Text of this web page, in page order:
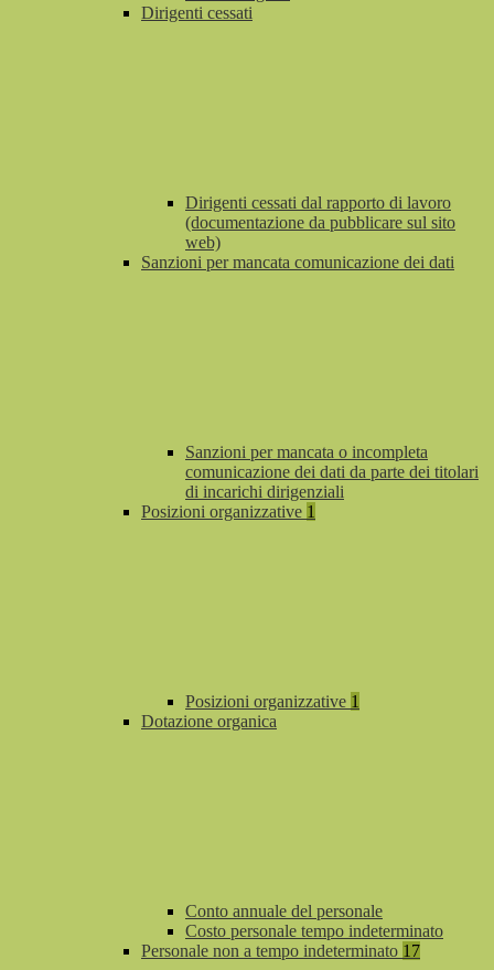
Dirigenti cessati
Dirigenti cessati dal rapporto di lavoro
(documentazione da pubblicare sul sito
web)
Sanzioni per mancata comunicazione dei dati
Sanzioni per mancata o incompleta
comunicazione dei dati da parte dei titolari
di incarichi dirigenziali
Posizioni organizzative 1
Posizioni organizzative 1
Dotazione organica
Conto annuale del personale
Costo personale tempo indeterminato
Personale non a tempo indeterminato 17